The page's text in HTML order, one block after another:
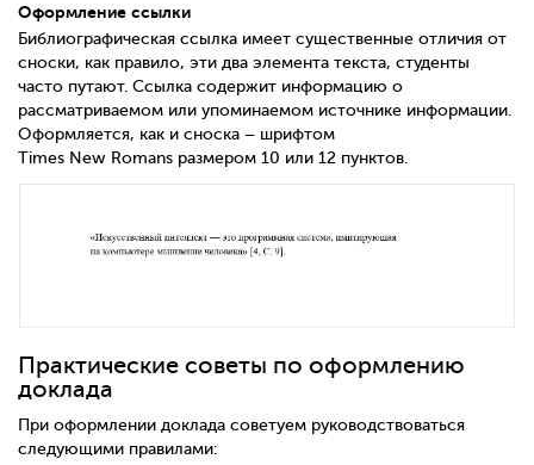
Оформление ссылки
Библиографическая ссылка имеет существенные отличия от
сноски, как правило, эти два элемента текста, студенты
часто путают. Ссылка содержит информацию о
рассматриваемом или упоминаемом источнике информации.
Оформляется, как и сноска – шрифтом
Times New Romans размером 10 или 12 пунктов.
Практические советы по оформлению
доклада
При оформлении доклада советуем руководствоваться
следующими правилами: